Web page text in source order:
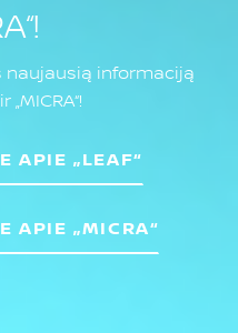
naujausią informaciją
APIE „LEAF“
APIE „MICRA“